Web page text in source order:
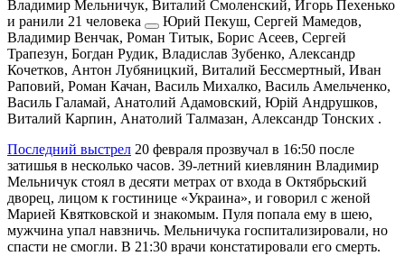
Владимир Мельничук, Виталий Смоленский, Игорь Пехенько
и ранили 21 человека
Юрий Пекуш, Сергей Мамедов,
Владимир Венчак, Роман Титык, Борис Асеев, Сергей
Трапезун, Богдан Рудик, Владислав Зубенко, Александр
Кочетков, Антон Лубяницкий, Виталий Бессмертный, Иван
Раповий, Роман Качан, Василь Михалко, Василь Амельченко,
Василь Галамай, Анатолий Адамовский, Юрій Андрушков,
Виталий Карпин, Анатолий Талмазан, Александр Тонских .
Последний выстрел 20 февраля прозвучал в 16:50 после
затишья в несколько часов. 39-летний киевлянин Владимир
Мельничук стоял в десяти метрах от входа в Октябрьский
дворец, лицом к гостинице «Украина», и говорил с женой
Марией Квятковской и знакомым. Пуля попала ему в шею,
мужчина упал навзничь. Мельничука госпитализировали, но
спасти не смогли. В 21:30 врачи констатировали его смерть.